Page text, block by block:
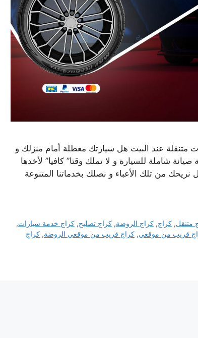
عند البيت هل سيارتك معطلة أمام منزلك و
شاملة للسيارة و لا تملك وقتا” كافيا” لأخدها
من تلك الأعباء و نصلك بخدماتنا المتنوعة
متنقل,كراج,كراج الروضة,كراج تصليح,كراج خدمة سيارات,
قريب من موقعي, كراج قريب من موقعي الروضة, كراج